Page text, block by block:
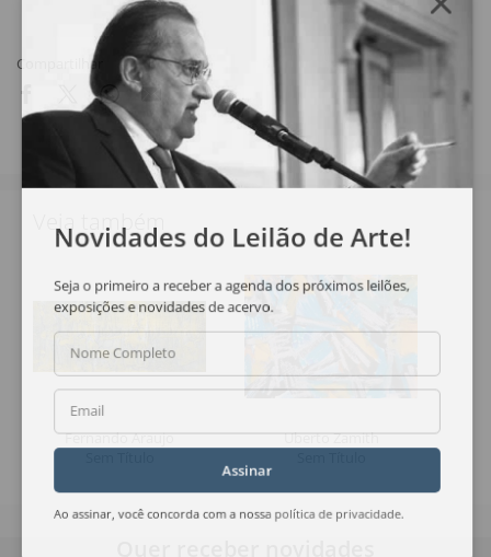
Compartilhar
Veja também
Fernando Araujo
Uberto Zamith
Novidades do Leilão de Arte!
Seja o primeiro a receber a agenda dos próximos leilões,
exposições e novidades de acervo.
Nome Completo
Email
Assinar
Ao assinar, você concorda com a nossa política de privacidade